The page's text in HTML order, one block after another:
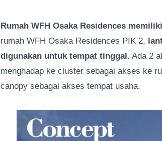
Rumah WFH Osaka Residences
rumah WFH Osaka Residences PIK 2,
digunakan untuk tempat tinggal. Ada 2
menghadap ke cluster sebagai akses ke
canopy sebagai akses tempat usaha.